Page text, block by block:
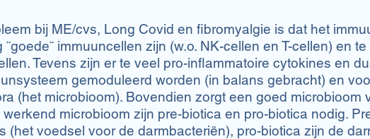
bij ME/cvs, Long Covid en fibromyalgie is dat het
immuuncellen zijn (w.o. NK-cellen en T-cellen) en
Tevens zijn er te veel pro-inflammatoire cytokines en
gemoduleerd worden (in balans gebracht) en
(het microbioom). Bovendien zorgt een goed microbioom
microbioom zijn pre-biotica en pro-biotica nodig.
(het voedsel voor de darmbacteriën), pro-biotica zijn de